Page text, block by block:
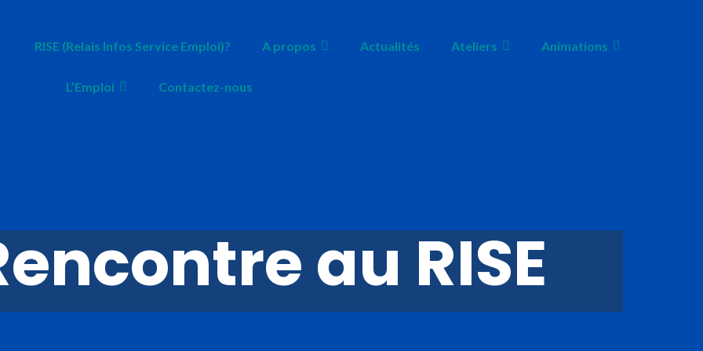
RISE (Relais Infos Service Emploi)? A propos Actualités Ateliers Animations
L’Emploi Contactez-nous
au RISE